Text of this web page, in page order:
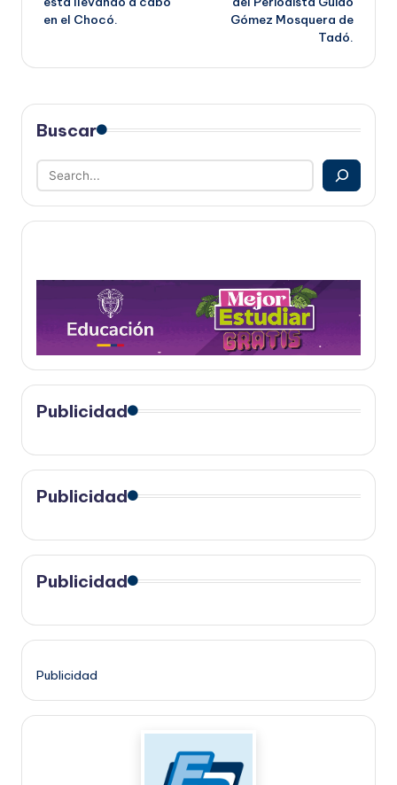
en el Chocó.
Gómez Mosquera de
Tadó.
Buscar
Publicidad
Publicidad
Publicidad
Publicidad